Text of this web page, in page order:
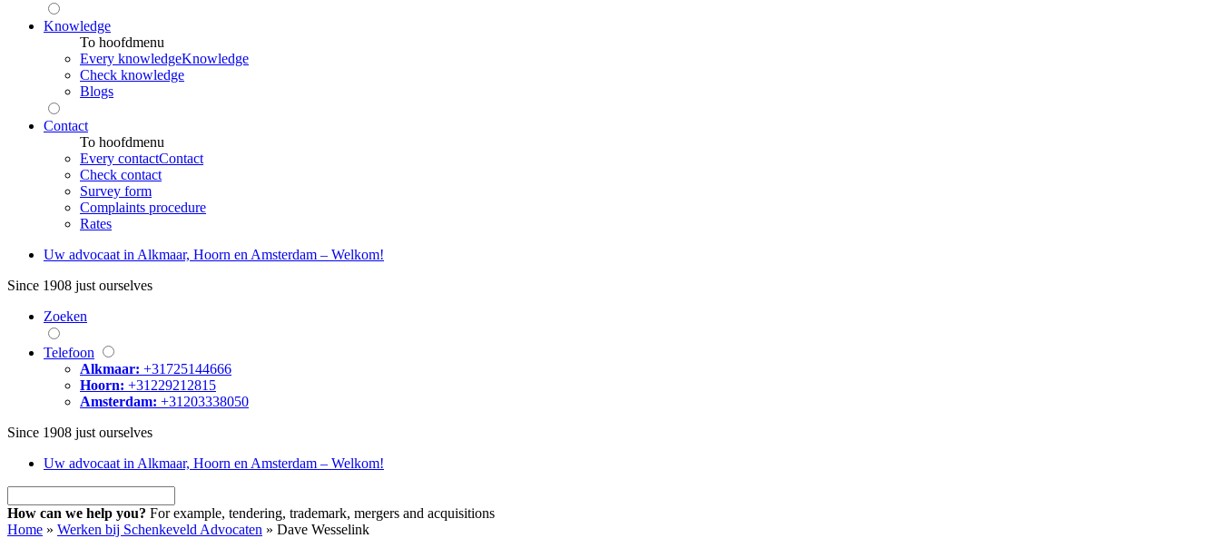
Knowledge
To hoofdmenu
Every knowledgeKnowledge
Check knowledge
Blogs
Contact
To hoofdmenu
Every contactContact
Check contact
Survey form
Complaints procedure
Rates
Uw advocaat in Alkmaar, Hoorn en Amsterdam – Welkom!
Since 1908 just ourselves
Zoeken
Telefoon
Alkmaar: +31725144666
Hoorn: +31229212815
Amsterdam: +31203338050
Since 1908 just ourselves
Uw advocaat in Alkmaar, Hoorn en Amsterdam – Welkom!
How can we help you? For example, tendering, trademark, mergers and acquisitions
Home » Werken bij Schenkeveld Advocaten » Dave Wesselink